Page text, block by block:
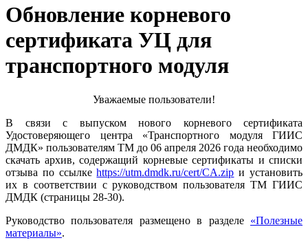
Обновление корневого
сертификата УЦ для
транспортного модуля
Уважаемые пользователи!
В связи с выпуском нового корневого сертификата
Удостоверяющего центра «Транспортного модуля ГИИС
ДМДК» пользователям ТМ до 06 апреля 2026 года необходимо
скачать архив, содержащий корневые сертификаты и списки
отзыва по ссылке https://utm.dmdk.ru/cert/CA.zip и установить
их в соответствии с руководством пользователя ТМ ГИИС
ДМДК (страницы 28-30).
Руководство пользователя размещено в разделе
«Полезные
материалы».